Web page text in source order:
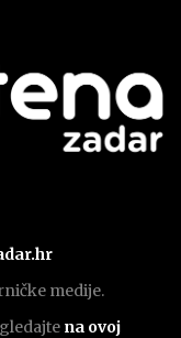
medije.
na ovoj